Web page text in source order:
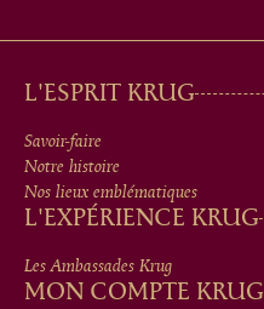
MAIN
MEN
IN
FOOTER
L'ESPRIT KRUG
Savoir-faire
Notre histoire
Nos lieux emblématiques
L'EXPÉRIENCE KRUG
Les Ambassades Krug
MON COMPTE KRUG